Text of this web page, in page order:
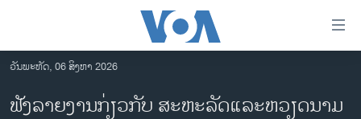
ເຂົ້າ
ຫາ
ຂ້າມລາວ
ວັນພະຫັດ, 06 ສິງຫາ 2026
ຟັງລາຍງານກ່ຽວກັບ ສະຫະລັດແລະຫວຽດນາມ